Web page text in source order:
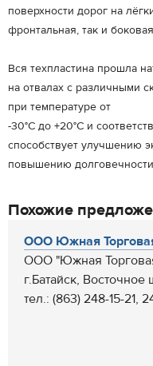
поверхности дорог на
фронтальная, так и
Вся техпластина прошла
на отвалах с различными
при температуре от
-30°С до +20°С и
способствует улучшению
повышению
Похожие
ООО Южная
ООО "Южная
г.Батайск, Восточное
тел.: (863) 248-15-21,